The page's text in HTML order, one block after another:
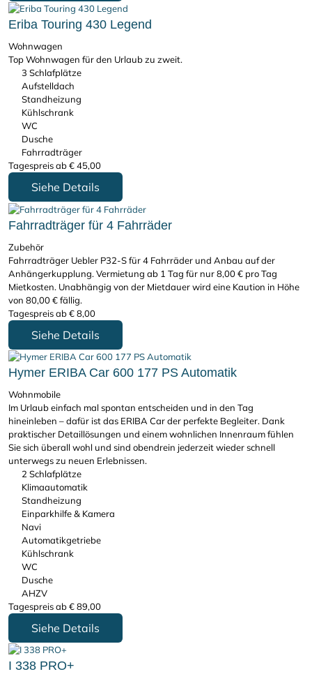
Eriba Touring 430 Legend
Wohnwagen
Top Wohnwagen für den Urlaub zu zweit.
3 Schlafplätze
Aufstelldach
Standheizung
Kühlschrank
WC
Dusche
Fahrradträger
Tagespreis ab€45,00
Siehe Details
Fahrradträger für 4 Fahrräder
Zubehör
Fahrradträger Uebler P32-S für 4 Fahrräder und Anbau auf der
Anhängerkupplung. Vermietung ab 1 Tag für nur 8,00 € pro Tag
Mietkosten. Unabhängig von der Mietdauer wird eine Kaution in Höhe
von 80,00 € fällig.
Tagespreis ab€8,00
Siehe Details
Hymer ERIBA Car 600 177 PS Automatik
Wohnmobile
Im Urlaub einfach mal spontan entscheiden und in den Tag
hineinleben – dafür ist das ERIBA Car der perfekte Begleiter. Dank
praktischer Detaillösungen und einem wohnlichen Innenraum fühlen
Sie sich überall wohl und sind obendrein jederzeit wieder schnell
unterwegs zu neuen Erlebnissen.
2 Schlafplätze
Klimaautomatik
Standheizung
Einparkhilfe & Kamera
Navi
Automatikgetriebe
Kühlschrank
WC
Dusche
AHZV
Tagespreis ab€89,00
Siehe Details
I 338 PRO+